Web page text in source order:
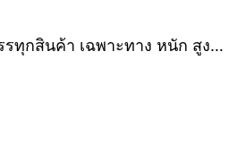
ทุกสินค้า เฉพาะทาง หนัก สูง…